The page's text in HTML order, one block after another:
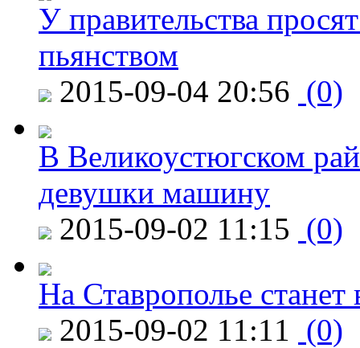
У правительства
пьянством
2015-09-04 20:56 (0)
В Великоустюгском
девушки машину
2015-09-02 11:15 (0)
На Ставрополье
2015-09-02 11:11 (0)